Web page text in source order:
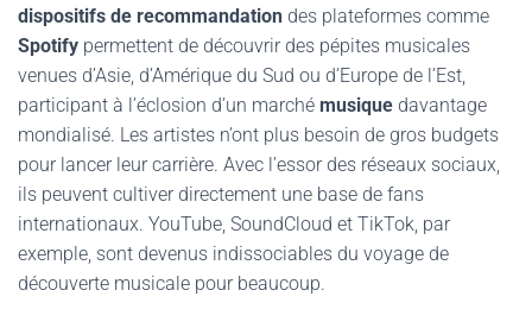
dispositifs de recommandation des plateformes comme
Spotify permettent de découvrir des pépites musicales
venues d’Asie, d’Amérique du Sud ou d’Europe de l’Est,
participant à l’éclosion d’un marché musique davantage
mondialisé. Les artistes n’ont plus besoin de gros budgets
pour lancer leur carrière. Avec l’essor des réseaux sociaux,
ils peuvent cultiver directement une base de fans
internationaux. YouTube, SoundCloud et TikTok, par
exemple, sont devenus indissociables du voyage de
découverte musicale pour beaucoup.